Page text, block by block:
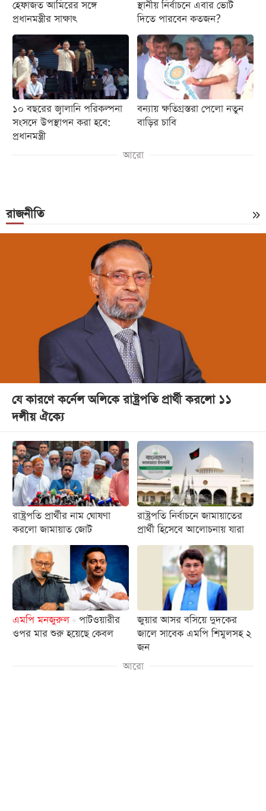
হেফাজত আমিরের সঙ্গে
প্রধানমন্ত্রীর সাক্ষাৎ
স্থানীয় নির্বাচনে এবার ভোট
দিতে পারবেন কতজন?
১০ বছরের জ্বালানি পরিকল্পনা
সংসদে উপস্থাপন করা হবে:
প্রধানমন্ত্রী
বন্যায় ক্ষতিগ্রস্তরা পেলো নতুন
বাড়ির চাবি
আরো
রাজনীতি
যে কারণে কর্নেল অলিকে রাষ্ট্রপতি প্রার্থী করলো ১১
দলীয় ঐক্যে
রাষ্ট্রপতি প্রার্থীর নাম ঘোষণা
করলো জামায়াত জোট
রাষ্ট্রপতি নির্বাচনে জামায়াতের
প্রার্থী হিসেবে আলোচনায় যারা
এমপি মনজুরুল
পাটওয়ারীর
ওপর মার শুরু হয়েছে কেবল
জুয়ার আসর বসিয়ে দুদকের
জালে সাবেক এমপি শিমুলসহ ২
জন
আরো